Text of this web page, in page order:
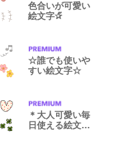
色合いが可愛い
絵文字✰̆̈
☆誰でも使いや
すい絵文字☆
＊大人可愛い毎
日使える絵文字